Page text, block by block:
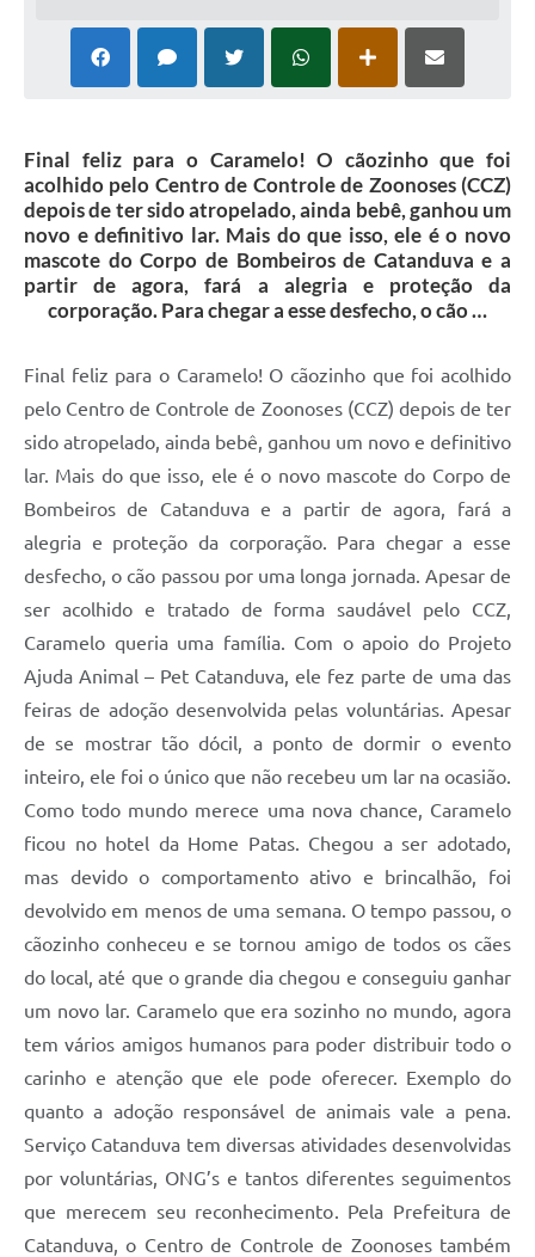
Contato
Editais
Final feliz para o Caramelo! O cãozinho que foi
acolhido pelo Centro de Controle de Zoonoses (CCZ)
depois de ter sido atropelado, ainda bebê, ganhou um
novo e definitivo lar. Mais do que isso, ele é o novo
mascote do Corpo de Bombeiros de Catanduva e a
partir de agora, fará a alegria e proteção da
corporação. Para chegar a esse desfecho, o cão …
Final feliz para o Caramelo! O cãozinho que foi acolhido
pelo Centro de Controle de Zoonoses (CCZ) depois de ter
sido atropelado, ainda bebê, ganhou um novo e definitivo
lar. Mais do que isso, ele é o novo mascote do Corpo de
Bombeiros de Catanduva e a partir de agora, fará a
alegria e proteção da corporação. Para chegar a esse
desfecho, o cão passou por uma longa jornada. Apesar de
ser acolhido e tratado de forma saudável pelo CCZ,
Caramelo queria uma família. Com o apoio do Projeto
Ajuda Animal – Pet Catanduva, ele fez parte de uma das
feiras de adoção desenvolvida pelas voluntárias. Apesar
de se mostrar tão dócil, a ponto de dormir o evento
inteiro, ele foi o único que não recebeu um lar na ocasião.
Como todo mundo merece uma nova chance, Caramelo
ficou no hotel da Home Patas. Chegou a ser adotado,
mas devido o comportamento ativo e brincalhão, foi
devolvido em menos de uma semana. O tempo passou, o
cãozinho conheceu e se tornou amigo de todos os cães
do local, até que o grande dia chegou e conseguiu ganhar
um novo lar. Caramelo que era sozinho no mundo, agora
tem vários amigos humanos para poder distribuir todo o
carinho e atenção que ele pode oferecer. Exemplo do
quanto a adoção responsável de animais vale a pena.
Serviço Catanduva tem diversas atividades desenvolvidas
por voluntárias, ONG’s e tantos diferentes seguimentos
que merecem seu reconhecimento. Pela Prefeitura de
Catanduva, o Centro de Controle de Zoonoses também